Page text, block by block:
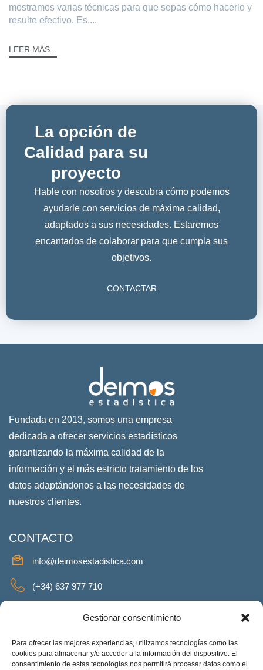
Gestionar consentimiento
Para ofrecer las mejores experiencias, utilizamos tecnologías como las
cookies para almacenar y/o acceder a la información del dispositivo. El
consentimiento de estas tecnologías nos permitirá procesar datos como el
mostramos varias técnicas para que sepas cómo hacerlo y
resulte efectivo. Es....
LEER MÁS...
La opción de
Calidad para su
proyecto
Hable con nosotros y descubra cómo podemos
ayudarle con servicios de máxima calidad,
adaptados a sus necesidades. Estaremos
encantados de colaborar para que cumpla sus
objetivos.
CONTACTAR
Fundada en 2013, somos una empresa
dedicada a ofrecer servicios estadísticos
garantizando la máxima calidad de la
información y el más estricto tratamiento de los
datos adaptándonos a las necesidades de
nuestros clientes.
CONTACTO
info@deimosestadistica.com
(+34) 637 977 710